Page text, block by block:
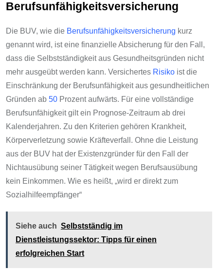
Berufsunfähigkeitsversicherung
Die BUV, wie die Berufsunfähigkeitsversicherung kurz
genannt wird, ist eine finanzielle Absicherung für den Fall,
dass die Selbstständigkeit aus Gesundheitsgründen nicht
mehr ausgeübt werden kann. Versichertes Risiko ist die
Einschränkung der Berufsunfähigkeit aus gesundheitlichen
Gründen ab 50 Prozent aufwärts. Für eine vollständige
Berufsunfähigkeit gilt ein Prognose-Zeitraum ab drei
Kalenderjahren. Zu den Kriterien gehören Krankheit,
Körperverletzung sowie Kräfteverfall. Ohne die Leistung
aus der BUV hat der Existenzgründer für den Fall der
Nichtausübung seiner Tätigkeit wegen Berufsausübung
kein Einkommen. Wie es heißt, „wird er direkt zum
Sozialhilfeempfänger“
Siehe auch Selbstständig im
Dienstleistungssektor: Tipps für einen
erfolgreichen Start